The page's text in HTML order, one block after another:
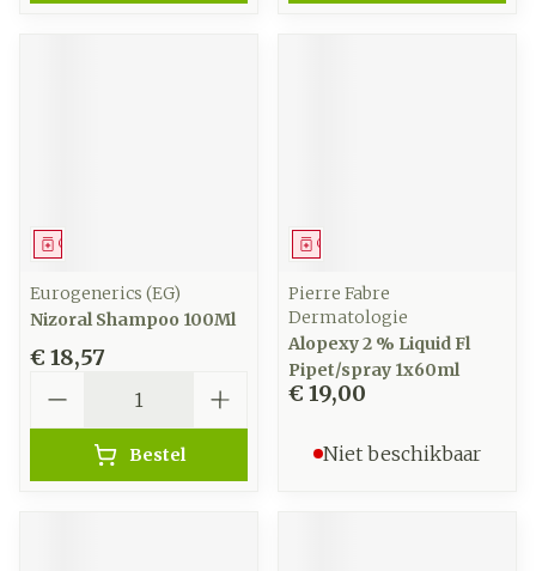
Geneesmiddel
Eurogenerics (EG)
Nizoral Shampoo 100Ml
€ 18,57
Bestel
Geneesmiddel
Pierre Fabre
Dermatologie
Alopexy 2 % Liquid Fl
Pipet/spray 1x60ml
€ 19,00
Niet beschikbaar